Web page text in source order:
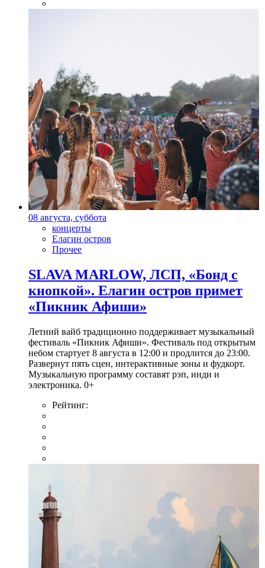
08 августа, суббота
концерты
Елагин остров
Прочее
SLAVA MARLOW, ЛСП, «Бонд с
кнопкой». Елагин остров примет
«Пикник Афиши»
Летний вайб традиционно поддерживает музыкальный
фестиваль «Пикник Афиши». Фестиваль под открытым
небом стартует 8 августа в 12:00 и продлится до 23:00.
Развернут пять сцен, интерактивные зоны и фудкорт.
Музыкальную программу составят рэп, инди и
электроника. 0+
Рейтинг: